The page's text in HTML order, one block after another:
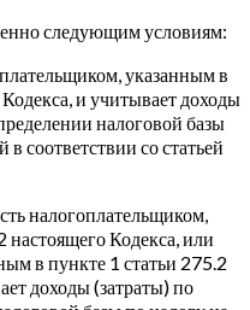
следующим условиям:
указанным в
и учитывает доходы
налоговой базы
соответствии со статьей
налогоплательщиком,
настоящего Кодекса, или
в пункте 1 статьи 275.2
доходы (затраты) по